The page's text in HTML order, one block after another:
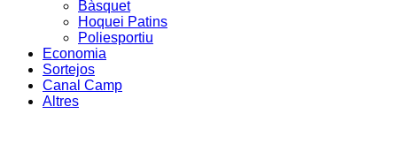
Bàsquet
Hoquei Patins
Poliesportiu
Economia
Sortejos
Canal Camp
Altres